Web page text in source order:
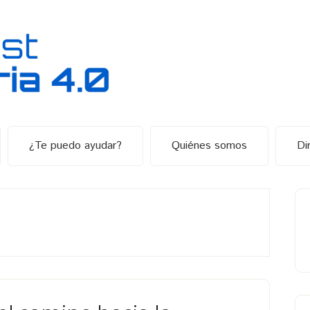
¿Te puedo ayudar? Quiénes somos